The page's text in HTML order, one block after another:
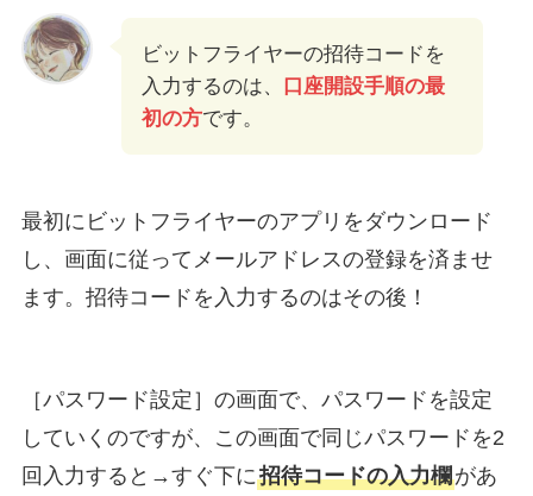
ビットフライヤーの招待コードを
入力するのは、
口座開設手順の最
初の方です。
最初にビットフライヤーのアプリをダウンロード
し、画面に従ってメールアドレスの登録を済ませ
ます。招待コードを入力するのはその後！
［パスワード設定］の画面で、パスワードを設定
していくのですが、この画面で同じパスワードを2
回入力すると→すぐ下に招待コードの入力欄があ